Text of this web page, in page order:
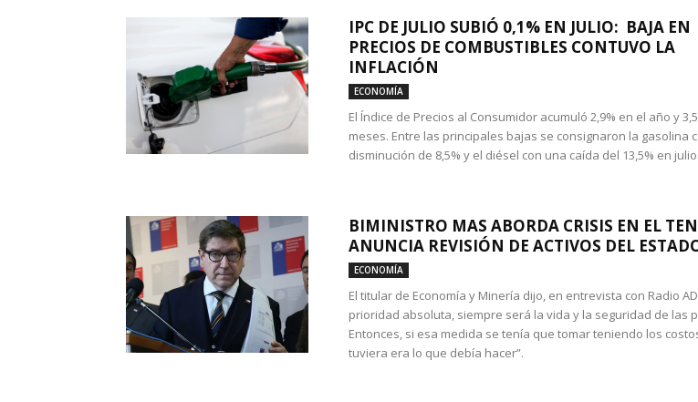
IPC DE JULIO SUBIÓ 0,1% EN JULIO: BAJA EN
PRECIOS DE COMBUSTIBLES CONTUVO LA
INFLACIÓN
ECONOMÍA
El Índice de Precios al Consumidor acumuló 2,9% en el año y
meses. Entre las principales bajas se consignaron la gasolina
disminución de 8,5% y el diésel con una caída del 13,5% en julio.
BIMINISTRO MAS ABORDA CRISIS EN EL
ANUNCIA REVISIÓN DE ACTIVOS DEL
ECONOMÍA
El titular de Economía y Minería dijo, en entrevista con Radio
prioridad absoluta, siempre será la vida y la seguridad de las
Entonces, si esa medida se tenía que tomar teniendo los
tuviera era lo que debía hacer”.